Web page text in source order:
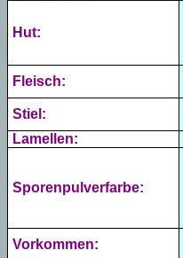
Hut:
Fleisch:
Stiel:
Lamellen:
Sporenpulverfarbe:
Vorkommen: